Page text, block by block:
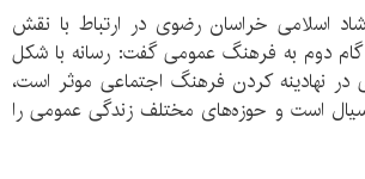
اسلامی خراسان رضوی در ارتباط با نقش
گام دوم به فرهنگ عمومی گفت: رسانه با شکل
نهادینه کردن فرهنگ اجتماعی موثر است،
است و حوزه‌های مختلف زندگی عمومی را